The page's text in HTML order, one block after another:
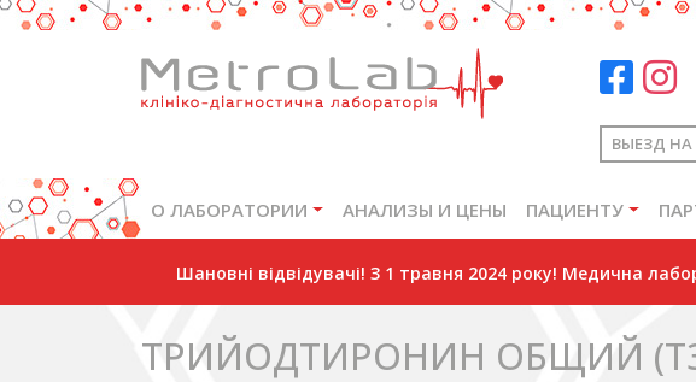
ВЫЕЗД
О ЛАБОРАТОРИИ АНАЛИЗЫ И ЦЕНЫ ПАЦИЕНТУ
Шановні відвідувачі! З 1 травня 2024 року! Медична
ТРИЙОДТИРОНИН ОБЩИЙ